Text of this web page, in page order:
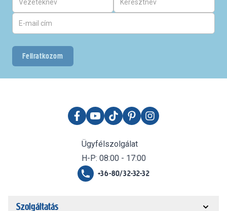
Feliratkozom
Ügyfélszolgálat
H-P: 08:00 - 17:00
+36-80/32-32-32
Szolgáltatás